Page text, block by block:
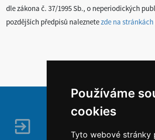
Používáme
cookies
Tyto webové stránky
dle zákona č. 37/1995 Sb., o neperiodických
pozdějších předpisů naleznetezde na